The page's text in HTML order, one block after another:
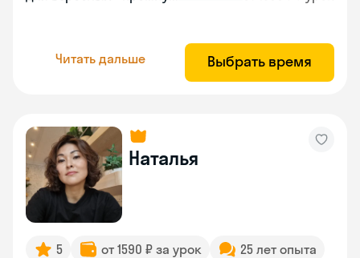
Читать дальше Выбрать время
Наталья
5 от 1590 ₽ за урок
25 лет опыта